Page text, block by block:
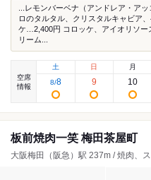
...レモンバーベナ（アンドレア・ア
ロのタルタル、クリスタルキャビア
ケ…2,400円 コロッケ、アイオリソー
リーム...
空席
情報
土
8/8
日
9
月
10
板前焼肉一笑 梅田茶屋町
大阪梅田（阪急）駅 237m / 焼肉、